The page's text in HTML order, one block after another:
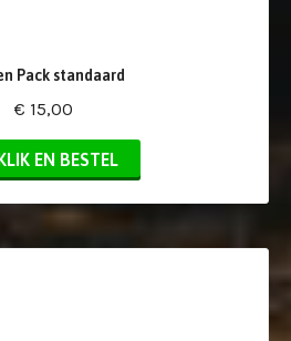
Pack standaard
€ 15,00
EN BESTEL